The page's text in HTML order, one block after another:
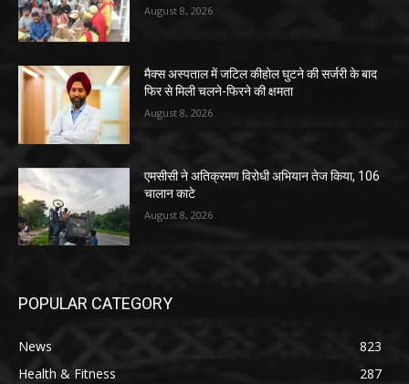
August 8, 2026
मैक्स अस्पताल में जटिल कीहोल घुटने की सर्जरी के बाद
फिर से मिली चलने-फिरने की क्षमता
August 8, 2026
एमसीसी ने अतिक्रमण विरोधी अभियान तेज किया, 106
चालान काटे
August 8, 2026
POPULAR CATEGORY
News
823
Health & Fitness
287